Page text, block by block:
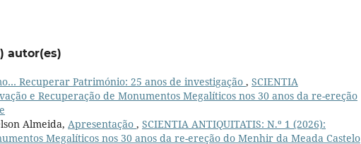
autor(es)
Recuperar Património: 25 anos de investigação , SCIENTIA
e Recuperação de Monumentos Megalíticos nos 30 anos da re-ereção
Almeida, Apresentação , SCIENTIA ANTIQUITATIS: N.º 1 (2026):
Megalíticos nos 30 anos da re-ereção do Menhir da Meada Castelo